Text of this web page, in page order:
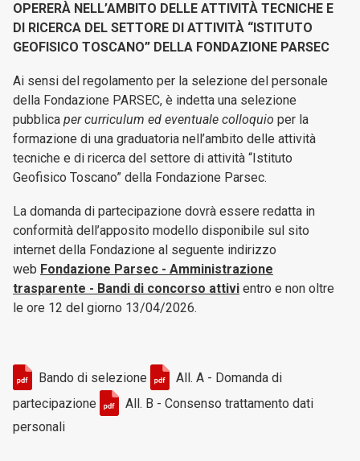
OPERERÀ NELL’AMBITO DELLE ATTIVITÀ TECNICHE E
DI RICERCA DEL SETTORE DI ATTIVITÀ “ISTITUTO
GEOFISICO TOSCANO” DELLA FONDAZIONE PARSEC
Ai sensi del regolamento per la selezione del personale
della Fondazione PARSEC, è indetta una selezione
pubblica per curriculum ed eventuale colloquio per la
formazione di una graduatoria nell’ambito delle attività
tecniche e di ricerca del settore di attività “Istituto
Geofisico Toscano” della Fondazione Parsec.
La domanda di partecipazione dovrà essere redatta in
conformità dell’apposito modello disponibile sul sito
internet della Fondazione al seguente indirizzo
web Fondazione Parsec - Amministrazione
trasparente - Bandi di concorso attivi entro e non oltre
le ore 12 del giorno 13/04/2026.
Bando di selezione
All. A - Domanda di
partecipazione
All. B - Consenso trattamento dati
personali